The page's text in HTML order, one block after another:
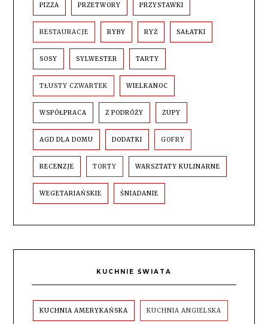
PIZZA PRZETWORY PRZYSTAWKI
RESTAURACJE RYBY RYŻ SAŁATKI
SOSY SYLWESTER TARTY
TŁUSTY CZWARTEK WIELKANOC
WSPÓŁPRACA Z PODRÓŻY ZUPY
AGD DLA DOMU DODATKI GOFRY
RECENZJE TORTY WARSZTATY KULINARNE
WEGETARIAŃSKIE ŚNIADANIE
KUCHNIE ŚWIATA
KUCHNIA AMERYKAŃSKA KUCHNIA ANGIELSKA